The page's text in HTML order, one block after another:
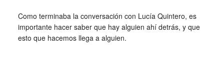
Como terminaba la conversación con Lucía Quintero, es
importante hacer saber que hay alguien ahí detrás, y que
esto que hacemos llega a alguien.